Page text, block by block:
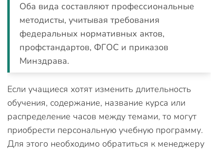
Оба вида составляют профессиональные
методисты, учитывая требования
федеральных нормативных актов,
профстандартов, ФГОС и приказов
Минздрава.
Если учащиеся хотят изменить длительность
обучения, содержание, название курса или
распределение часов между темами, то могут
приобрести персональную учебную программу.
Для этого необходимо обратиться к менеджеру